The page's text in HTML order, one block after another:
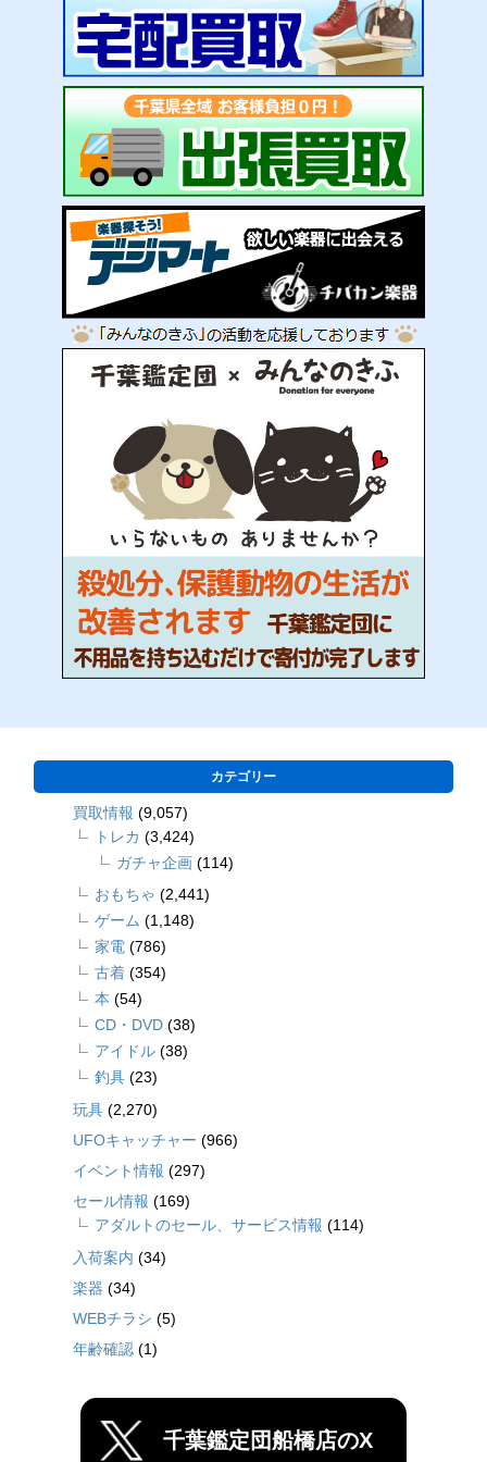
カテゴリー
買取情報 (9,057)
トレカ (3,424)
ガチャ企画 (114)
おもちゃ (2,441)
ゲーム (1,148)
家電 (786)
古着 (354)
本 (54)
CD・DVD (38)
アイドル (38)
釣具 (23)
玩具 (2,270)
UFOキャッチャー (966)
イベント情報 (297)
セール情報 (169)
アダルトのセール、サービス情報 (114)
入荷案内 (34)
楽器 (34)
WEBチラシ (5)
年齢確認 (1)
千葉鑑定団船橋店のX